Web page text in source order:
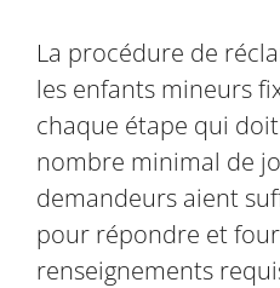
La procédure de
les enfants mineurs
chaque étape qui
nombre minimal de
demandeurs aient
pour répondre et
renseignements